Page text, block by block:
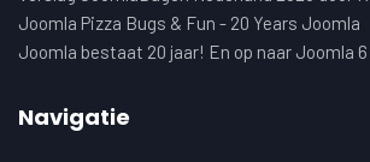
Joomla Pizza Bugs & Fun - 20 Years Joomla
Joomla bestaat 20 jaar! En op naar Joomla 6
Navigatie